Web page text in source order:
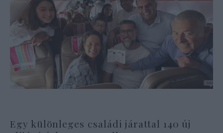
Egy különleges családi járattal 140 új